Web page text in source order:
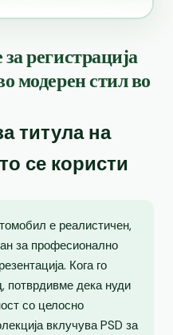
регистрација
модерен стил во
титула на
се користи
е реалистичен,
за професионално
Кога го
потврдивме дека нуди
со целосно
вклучува PSD за